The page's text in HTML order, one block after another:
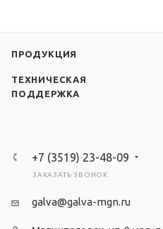
ПРОДУКЦИЯ
ТЕХНИЧЕСКАЯ
ПОДДЕРЖКА
+7 (3519) 23-48-09
ЗАКАЗАТЬ ЗВОНОК
galva@galva-mgn.ru